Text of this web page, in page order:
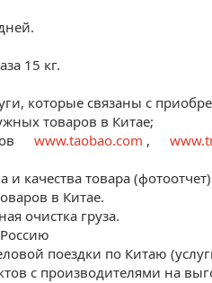
15 кг.
которые связаны с
товаров в Китае;
www.taobao.com ,
и качества товара
в Китае.
очистка груза.
поездки по Китаю
с производителями на